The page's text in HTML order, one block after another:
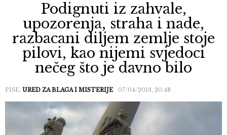
Podignuti iz zahvale,
upozorenja, straha i nade,
razbacani diljem zemlje stoje
pilovi, kao nijemi svjedoci
nečeg što je davno bilo
PIŠE: URED ZA BLAGA I MISTERIJE 07/04/2019, 20:48